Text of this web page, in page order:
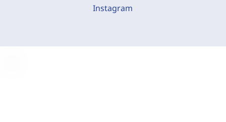
Instagram